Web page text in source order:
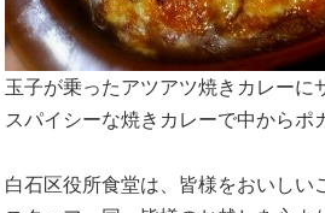
玉子が乗ったアツアツ焼きカレーに
スパイシーな焼きカレーで中からポ
白石区役所食堂は、皆様をおいしい